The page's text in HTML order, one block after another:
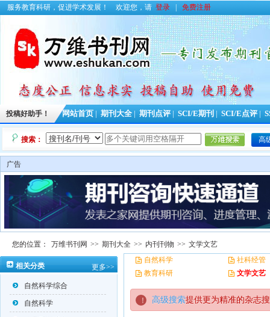
服务教育科研，促进学术发展！ 欢迎您，请 登录 免费注册
投稿好助手！ 网站首页 期刊大全 期刊点评 SCI/E期刊 SCI/E点评
搜索： 高
广告
您的位置： 万维书刊网 >> 期刊大全 >> 内刊刊物 >> 文学文艺
相关分类 更多>>
自然科学综合
自然科学
自然科学
社科经管
教育科研
文学文艺
高级搜索提供更为精准的杂志